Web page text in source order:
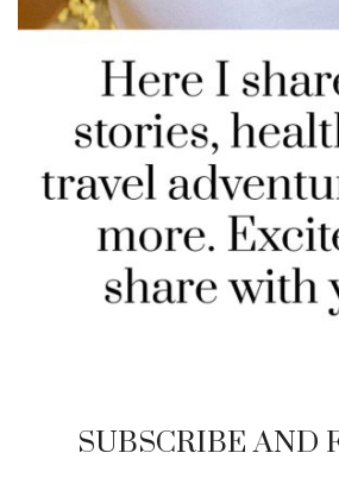
SUBSCRIBE AND